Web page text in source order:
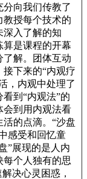
向我们传教了
教授每个技术的
深入了解的知
算是课程的开幕
了解。团体互动
下来的“内观疗
，内观中处理了
到“内观法”的
会到用内观法看
的点滴。“沙盘
感受和回忆童
”展现的是人内
每个人独有的思
决心灵困惑，